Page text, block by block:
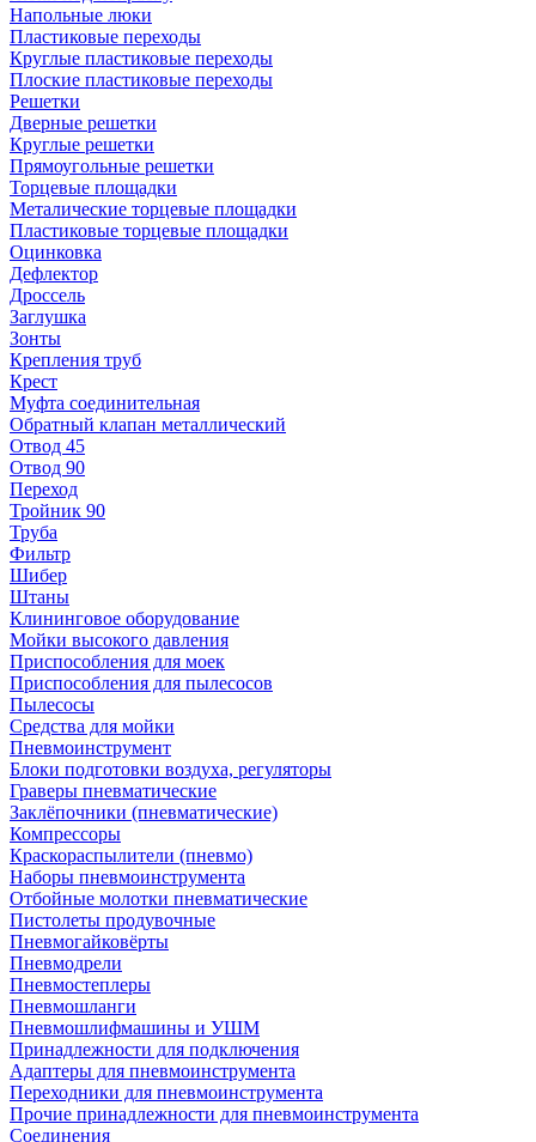
Напольные люки
Пластиковые переходы
Круглые пластиковые переходы
Плоские пластиковые переходы
Решетки
Дверные решетки
Круглые решетки
Прямоугольные решетки
Торцевые площадки
Металические торцевые площадки
Пластиковые торцевые площадки
Оцинковка
Дефлектор
Дроссель
Заглушка
Зонты
Крепления труб
Крест
Муфта соединительная
Обратный клапан металлический
Отвод 45
Отвод 90
Переход
Тройник 90
Труба
Фильтр
Шибер
Штаны
Клининговое оборудование
Мойки высокого давления
Приспособления для моек
Приспособления для пылесосов
Пылесосы
Средства для мойки
Пневмоинструмент
Блоки подготовки воздуха, регуляторы
Граверы пневматические
Заклёпочники (пневматические)
Компрессоры
Краскораспылители (пневмо)
Наборы пневмоинструмента
Отбойные молотки пневматические
Пистолеты продувочные
Пневмогайковёрты
Пневмодрели
Пневмостеплеры
Пневмошланги
Пневмошлифмашины и УШМ
Принадлежности для подключения
Адаптеры для пневмоинструмента
Переходники для пневмоинструмента
Прочие принадлежности для пневмоинструмента
Соединения